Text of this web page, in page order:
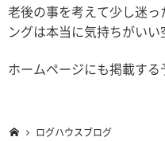
老後の事を考えて少し迷
ングは本当に気持ちがいい
ホームページにも掲載する
ログハウスブログ